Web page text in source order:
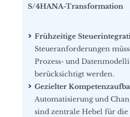
S/4HANA-Transformation
Frühzeitige
Steueranforderungen
Prozess- und
berücksichtigt werden.
Gezielter
Automatisierung und
sind zentrale Hebel für